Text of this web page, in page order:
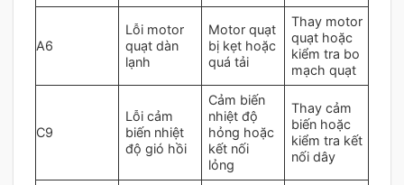
A6
Lỗi motor
quạt dàn
lạnh
Motor quạt
bị kẹt hoặc
quá tải
Thay motor
quạt hoặc
kiểm tra bo
mạch quạt
C9
Lỗi cảm
biến nhiệt
độ gió hồi
Cảm biến
nhiệt độ
hỏng hoặc
kết nối
lỏng
Thay cảm
biến hoặc
kiểm tra kết
nối dây